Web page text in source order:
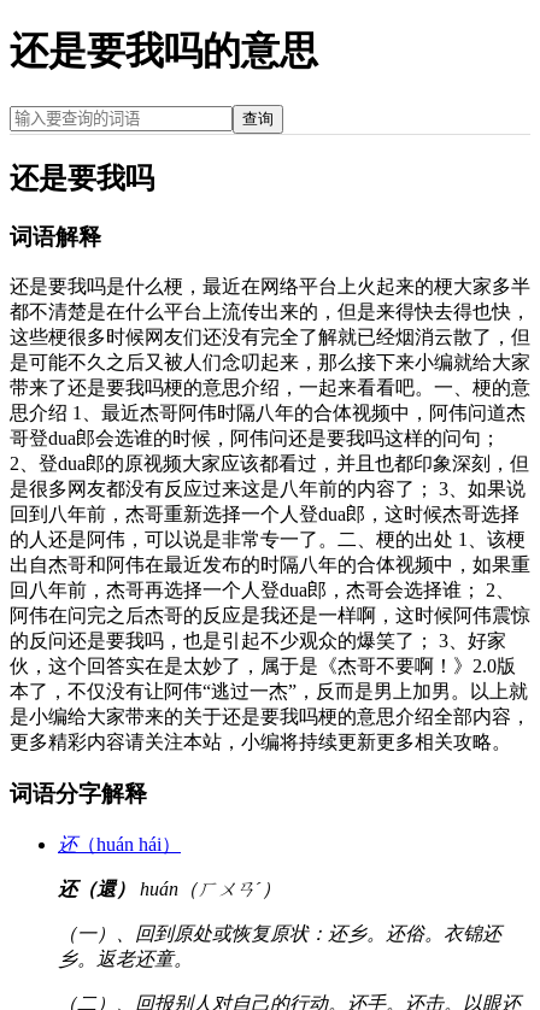
还是要我吗的意思
查询
还是要我吗
词语解释
还是要我吗是什么梗，最近在网络平台上火起来的梗大家多半
都不清楚是在什么平台上流传出来的，但是来得快去得也快，
这些梗很多时候网友们还没有完全了解就已经烟消云散了，但
是可能不久之后又被人们念叨起来，那么接下来小编就给大家
带来了还是要我吗梗的意思介绍，一起来看看吧。一、梗的意
思介绍 1、最近杰哥阿伟时隔八年的合体视频中，阿伟问道杰
哥登dua郎会选谁的时候，阿伟问还是要我吗这样的问句；
2、登dua郎的原视频大家应该都看过，并且也都印象深刻，但
是很多网友都没有反应过来这是八年前的内容了； 3、如果说
回到八年前，杰哥重新选择一个人登dua郎，这时候杰哥选择
的人还是阿伟，可以说是非常专一了。二、梗的出处 1、该梗
出自杰哥和阿伟在最近发布的时隔八年的合体视频中，如果重
回八年前，杰哥再选择一个人登dua郎，杰哥会选择谁； 2、
阿伟在问完之后杰哥的反应是我还是一样啊，这时候阿伟震惊
的反问还是要我吗，也是引起不少观众的爆笑了； 3、好家
伙，这个回答实在是太妙了，属于是《杰哥不要啊！》2.0版
本了，不仅没有让阿伟“逃过一杰”，反而是男上加男。以上就
是小编给大家带来的关于还是要我吗梗的意思介绍全部内容，
更多精彩内容请关注本站，小编将持续更新更多相关攻略。
词语分字解释
还（huán hái）
还（還） huán（ㄏㄨㄢˊ）
（一）、回到原处或恢复原状：还乡。还俗。衣锦还
乡。返老还童。
（二）、回报别人对自己的行动。还手。还击。以眼还